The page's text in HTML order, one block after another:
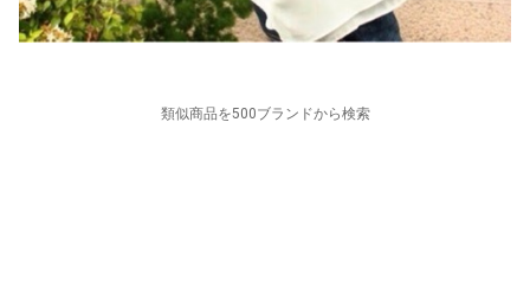
類似商品を500ブランドから検索